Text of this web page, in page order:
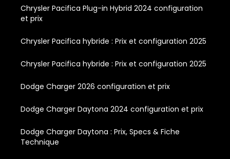
Chrysler Pacifica Plug-in Hybrid 2024 configuration
et prix
Chrysler Pacifica hybride : Prix et configuration 2025
Chrysler Pacifica hybride : Prix et configuration 2025
Dodge Charger 2026 configuration et prix
Dodge Charger Daytona 2024 configuration et prix
Dodge Charger Daytona : Prix, Specs & Fiche
Technique